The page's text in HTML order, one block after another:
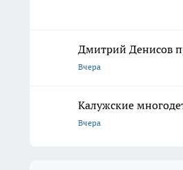
Дмитрий Денисов
Вчера
Калужские
Вчера